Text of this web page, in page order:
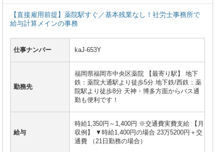
【直接雇用前提】薬院駅すぐ／基本残業なし！社労士事務所で
給与計算メインの事務
仕事ナンバー kaJ-653Y
勤務先
福岡県福岡市中央区薬院 【最寄り駅】 地下
鉄：薬院大通駅より徒歩5分 地下鉄/西鉄：薬
院駅より徒歩8分 天神・博多方面からバス通
勤も便利です！
給与
時給1,350円～1,400円 ※交通費実費支給 【月
収例】 ▼時給1,400円の場合 23万5200円＋交
通費 （21日勤務の場合）